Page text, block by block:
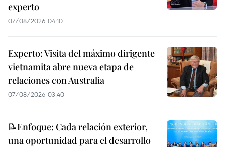
experto
07/08/2026 04:10
Experto: Visita del máximo dirigente
vietnamita abre nueva etapa de
relaciones con Australia
07/08/2026 03:40
📝Enfoque: Cada relación exterior,
una oportunidad para el desarrollo